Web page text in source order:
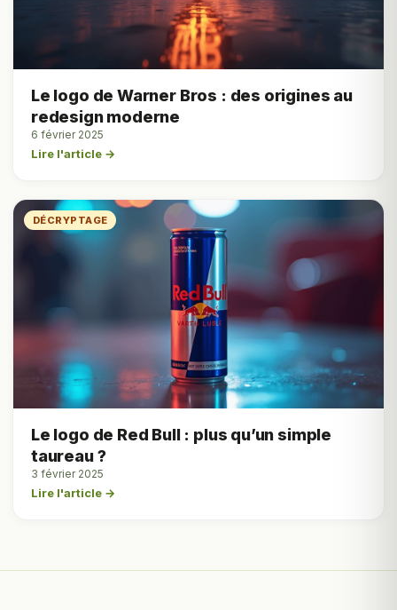
Le logo de Warner Bros : des origines au
redesign moderne
6 février 2025
Lire l'article →
DÉCRYPTAGE
Le logo de Red Bull : plus qu’un simple
taureau ?
3 février 2025
Lire l'article →